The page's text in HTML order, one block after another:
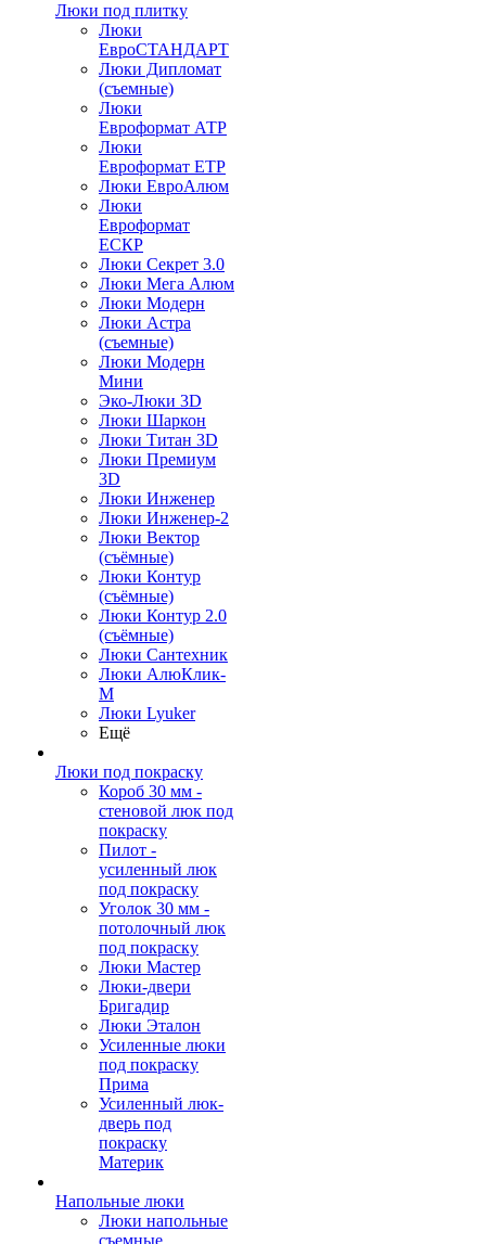
Люки под плитку
Люки
ЕвроСТАНДАРТ
Люки Дипломат
(съемные)
Люки
Евроформат АТР
Люки
Евроформат ЕТР
Люки ЕвроАлюм
Люки
Евроформат
ЕСКР
Люки Секрет 3.0
Люки Мега Алюм
Люки Модерн
Люки Астра
(съемные)
Люки Модерн
Мини
Эко-Люки 3D
Люки Шаркон
Люки Титан 3D
Люки Премиум
3D
Люки Инженер
Люки Инженер-2
Люки Вектор
(съёмные)
Люки Контур
(съёмные)
Люки Контур 2.0
(съёмные)
Люки Сантехник
Люки АлюКлик-
М
Люки Lyuker
Ещё
Люки под покраску
Короб 30 мм -
стеновой люк под
покраску
Пилот -
усиленный люк
под покраску
Уголок 30 мм -
потолочный люк
под покраску
Люки Мастер
Люки-двери
Бригадир
Люки Эталон
Усиленные люки
под покраску
Прима
Усиленный люк-
дверь под
покраску
Материк
Напольные люки
Люки напольные
съемные